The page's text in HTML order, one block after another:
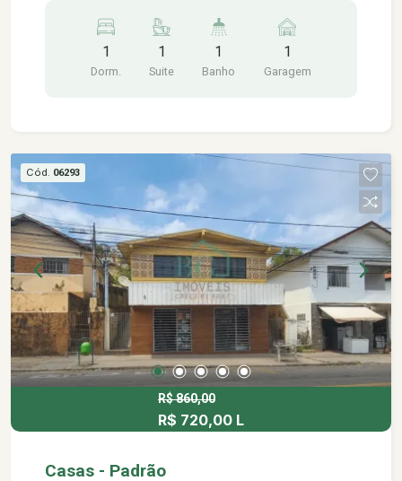
impressiona logo na chegada. O apartamento em
si é bem espaçoso e bem iluminado, com uma
disposição inteligente dos cômodos que
completa com: -Piscina de borda infinita -
Hidromassagem -Área de descanso com deck
-02 espaços gourmet -02 salão de jogos -
Academia -Espaço kids -Espaço mulher -
Lavanderia coletiva. *Aceita financiamento
*Somente venda Próximo á: -Igreja Matriz -
Academia Biohealt -Auto Escola Bolão -Feira de
Artes e Artesanato -Mercado Municipal -Cristais
Ca d`Oro -Cristais São Marcos -Paço das Águas
Shopping -Maria Isabel Perfumaria -Antares
Cosméticos -Lojasmel -Pernambucanas -União
Agropecuária -Garimpo De Minas -A Toca Do
Chocolate -Farrapinhos Brechó -Farrapinhos
Subway - Restaurante Ollivia -Cervejaria Ziel -
1
Dorm.
1
Suite
1
Banho
1
Garagem
Cód. 06293
R$ 860,00
R$ 720,00 L
Casas - Padrão